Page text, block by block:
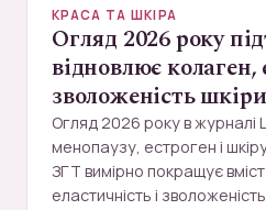
КРАСА ТА ШКІРА
Огляд 2026 року
відновлює колаген,
зволоженість шкіри
Огляд 2026 року в журналі
менопаузу, естроген і
ЗГТ вимірно покращує
еластичність і